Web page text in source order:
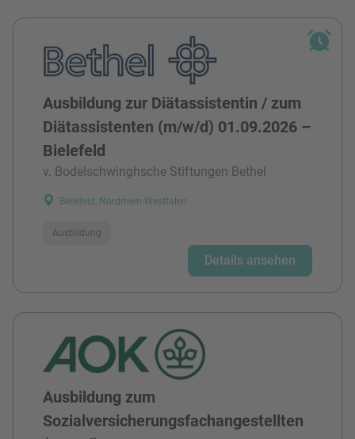
Ausbildung zur Diätassistentin / zum
Diätassistenten (m/w/d) 01.09.2026 –
Bielefeld
v. Bodelschwinghsche Stiftungen Bethel
Bielefeld, Nordrhein-Westfalen
Ausbildung
Details ansehen
Ausbildung zum
Sozialversicherungsfachangestellten